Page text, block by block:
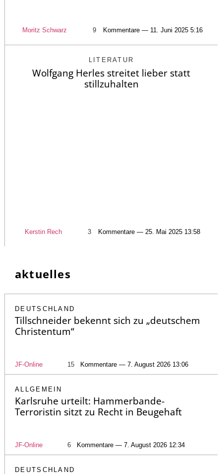
Moritz Schwarz 9 Kommentare — 11. Juni 2025 5:16
LITERATUR
Wolfgang Herles streitet lieber statt
stillzuhalten
Kerstin Rech 3 Kommentare — 25. Mai 2025 13:58
aktuelles
DEUTSCHLAND
Tillschneider bekennt sich zu „deutschem
Christentum“
JF-Online 15 Kommentare — 7. August 2026 13:06
ALLGEMEIN
Karlsruhe urteilt: Hammerbande-
Terroristin sitzt zu Recht in Beugehaft
JF-Online 6 Kommentare — 7. August 2026 12:34
DEUTSCHLAND